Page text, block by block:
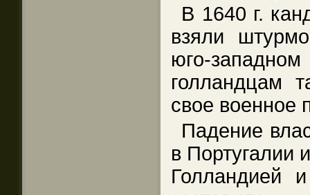
В 1640 г.
взяли
юго-
голландцам
свое военное
Падение
в Португалии
Голландией